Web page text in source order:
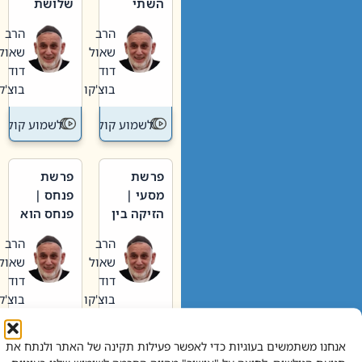
אנחנו משתמשים בעוגיות כדי לאפשר פעילות תקינה של האתר ולנתח את
וערב של
חיינו
הרב
שאול
דוד
בוצ'קו
לשמוע קול תורה – מדרש
האבות
הרב
שאול
דוד
בוצ'קו
לשמוע קול
פרשת
מסעי |
הזיקה בין
הגדול לעם הרב
שאול
דוד
בוצ'קו
לשמוע קול תורה – מדרש
פרשת
פנחס |
פנחס הוא
אליהו: בין
קנאות
הורסת
לקנאות
בונה
הרב
שאול
דוד
בוצ'קו
לשמוע קול